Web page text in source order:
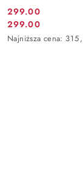
Cena
promocyjna:
299.00
Cena
promocyjna:
299.00
Najniższa
Najniższa cena: 315,